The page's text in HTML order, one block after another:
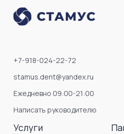
+7-918-024-22-72
stamus.dent@yandex.ru
Ежедневно 09:00-21:00
Написать руководителю
Услуги